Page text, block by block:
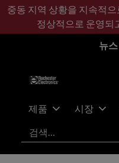
기
콘
바
글
중동 지역 상황을 지속적
정상적으로 운영되
뉴스
제품 시장
검색